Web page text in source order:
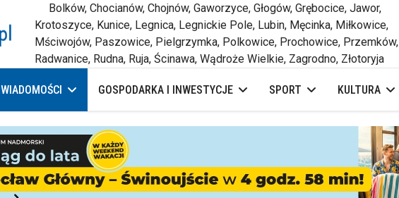
Bolków, Chocianów, Chojnów, Gaworzyce, Głogów, Grębocice, Jawor,
Krotoszyce, Kunice, Legnica, Legnickie Pole, Lubin, Męcinka, Miłkowice,
Mściwojów, Paszowice, Pielgrzymka, Polkowice, Prochowice, Przemków,
Radwanice, Rudna, Ruja, Ścinawa, Wądroże Wielkie, Zagrodno, Złotoryja
WIADOMOŚCI GOSPODARKA I INWESTYCJE SPORT KULTURA